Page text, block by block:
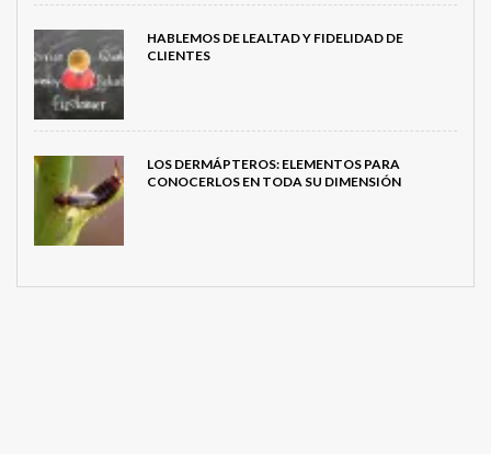
HABLEMOS DE LEALTAD Y FIDELIDAD DE
CLIENTES
LOS DERMÁPTEROS: ELEMENTOS PARA
CONOCERLOS EN TODA SU DIMENSIÓN